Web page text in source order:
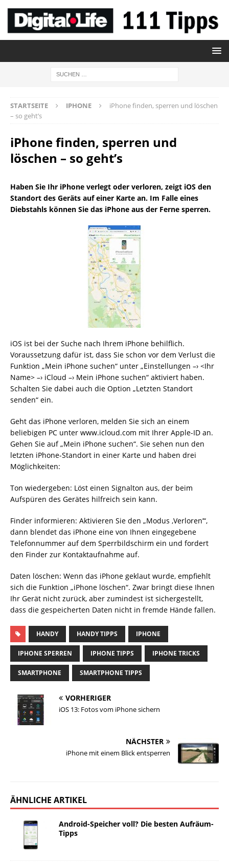
STARTSEITE IPHONE
iPhone finden, sperren und löschen
– so geht’s
iPhone finden, sperren und
löschen – so geht’s
Haben Sie Ihr iPhone verlegt oder verloren, zeigt iOS den
Standort des Geräts auf einer Karte an. Im Falle eines
Diebstahls können Sie das iPhone aus der Ferne sperren.
iOS ist bei der Suche nach Ihrem iPhone behilflich.
Voraussetzung dafür ist, dass Sie schon vor dem Verlust die
Funktion „Mein iPhone suchen“ unter „Einstellungen –› <Ihr
Name> –› iCloud –› Mein iPhone suchen“ aktiviert haben.
Schalten Sie dabei auch die Option „Letzten Standort
senden“ ein.
Geht das iPhone verloren, melden Sie sich an einem
beliebigen PC unter www.icloud.com mit Ihrer Apple-ID an.
Gehen Sie auf „Mein iPhone suchen“. Sie sehen nun den
letzten iPhone-Standort in einer Karte und haben drei
Möglichkeiten:
Ton wiedergeben: Löst einen Signalton aus, der beim
Aufspüren des Gerätes hilfreich sein kann.
Finder informieren: Aktivieren Sie den „Modus ‚Verloren’“,
dann blendet das iPhone eine von Ihnen eingegebene
Telefonnummer auf dem Sperrbildschirm ein und fordert
den Finder zur Kontaktaufnahme auf.
Daten löschen: Wenn das iPhone geklaut wurde, empfiehlt
sich die Funktion „iPhone löschen“. Zwar bringt diese Ihnen
Ihr Gerät nicht zurück, aber zumindest ist sichergestellt,
dass die gespeicherten Daten nicht in fremde Hände fallen.
HANDY HANDY TIPPS IPHONE
IPHONE SPERREN IPHONE TIPPS IPHONE TRICKS
SMARTPHONE SMARTPHONE TIPPS
VORHERIGER
iOS 13: Fotos vom iPhone sichern
NÄCHSTER
iPhone mit einem Blick entsperren
ÄHNLICHE ARTIKEL
Android-Speicher voll? Die besten Aufräum-
Tipps